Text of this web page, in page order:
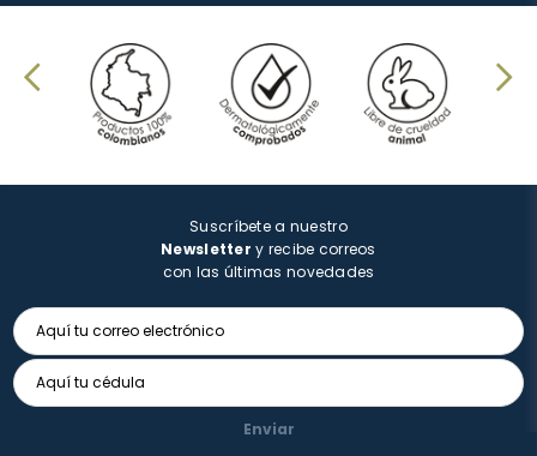
Suscríbete a nuestro
Newsletter y recibe correos
con las últimas novedades
Enviar